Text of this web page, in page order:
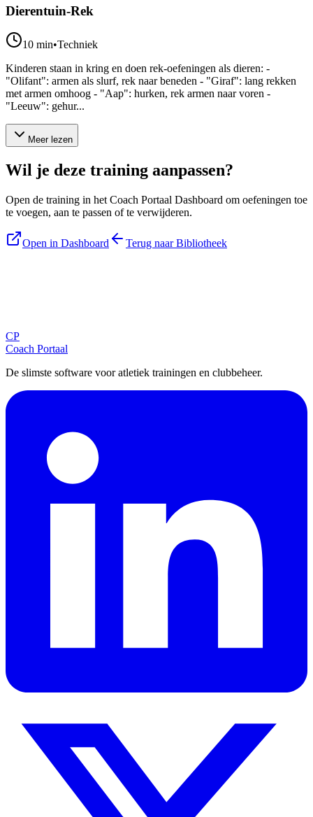
Dierentuin-Rek
10 min•Techniek
Kinderen staan in kring en doen rek-oefeningen als dieren: -
"Olifant": armen als slurf, rek naar beneden - "Giraf": lang rekken
met armen omhoog - "Aap": hurken, rek armen naar voren -
"Leeuw": gehur...
Meer lezen
Wil je deze training aanpassen?
Open de training in het Coach Portaal Dashboard om oefeningen toe
te voegen, aan te passen of te verwijderen.
Open in Dashboard Terug naar Bibliotheek
CP
Coach Portaal
De slimste software voor atletiek trainingen en clubbeheer.